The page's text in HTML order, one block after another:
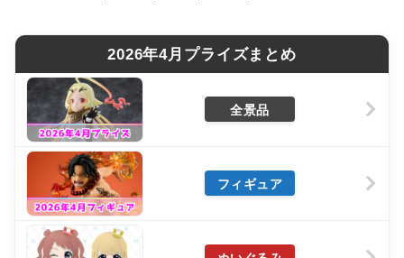
2026年4月プライズまとめ
全景品
フィギュア